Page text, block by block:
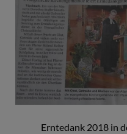
Erntedank 2018 in